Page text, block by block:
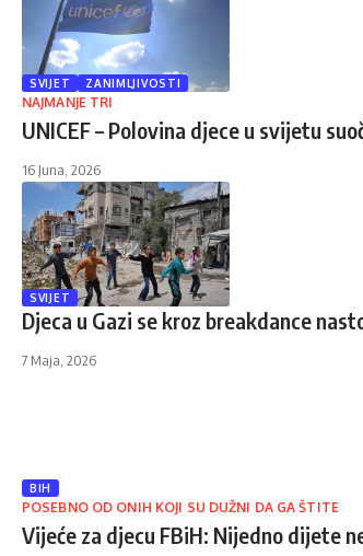
SVIJET ZANIMLJIVOSTI
NAJMANJE TRI
UNICEF – Polovina djece u svijetu
16 Juna, 2026
SVIJET
Djeca u Gazi se kroz breakdance
7 Maja, 2026
BIH
POSEBNO OD ONIH KOJI SU DUŽNI DA GA ŠTITE
Vijeće za djecu FBiH: Nijedno dijete